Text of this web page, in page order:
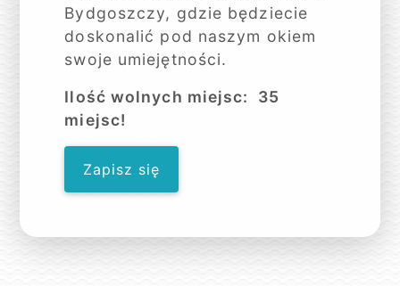
Bydgoszczy, gdzie będziecie
doskonalić pod naszym okiem
swoje umiejętności.
Ilość wolnych miejsc: 35
miejsc!
Zapisz się